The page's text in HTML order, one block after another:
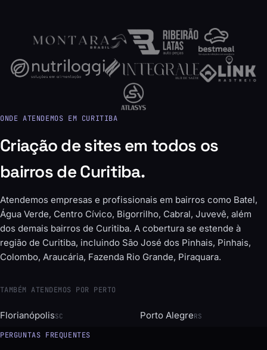
ONDE ATENDEMOS EM CURITIBA
Criação de sites em todos os
bairros de Curitiba.
Atendemos empresas e profissionais em bairros como Batel,
Água Verde, Centro Cívico, Bigorrilho, Cabral, Juvevê, além
dos demais bairros de Curitiba. A cobertura se estende à
região de Curitiba, incluindo São José dos Pinhais, Pinhais,
Colombo, Araucária, Fazenda Rio Grande, Piraquara.
TAMBÉM ATENDEMOS POR PERTO
FlorianópolisSC Porto AlegreRS
PERGUNTAS FREQUENTES